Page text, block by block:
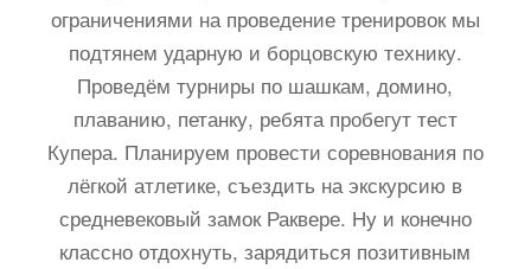
ограничениями на проведение тренировок мы
подтянем ударную и борцовскую технику.
Проведём турниры по шашкам, домино,
плаванию, петанку, ребята пробегут тест
Купера. Планируем провести соревнования по
лёгкой атлетике, съездить на экскурсию в
средневековый замок Раквере. Ну и конечно
классно отдохнуть, зарядиться позитивным